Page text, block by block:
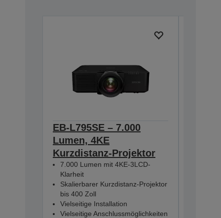
EB-L795SE – 7.000
Lumen, 4KE
Kurzdistanz-Projektor
7.000 Lumen mit 4KE-3LCD-
Klarheit
Skalierbarer Kurzdistanz-Projektor
bis 400 Zoll
Vielseitige Installation
Vielseitige Anschlussmöglichkeiten